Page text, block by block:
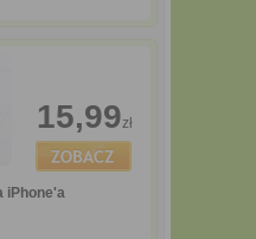
iPhone'a
15,99zł